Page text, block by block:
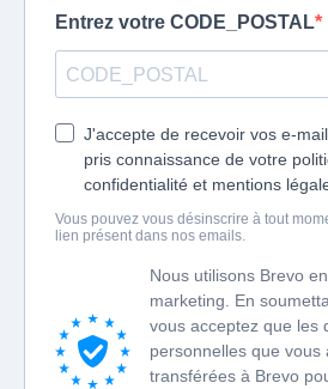
Entrez votre CODE_POSTAL
J'accepte de recevoir vos e-
pris connaissance de votre
confidentialité et mentions
Vous pouvez vous désinscrire à tout
lien présent dans nos emails.
Nous utilisons Brevo
marketing. En
vous acceptez que les
personnelles que vous
transférées à Brevo